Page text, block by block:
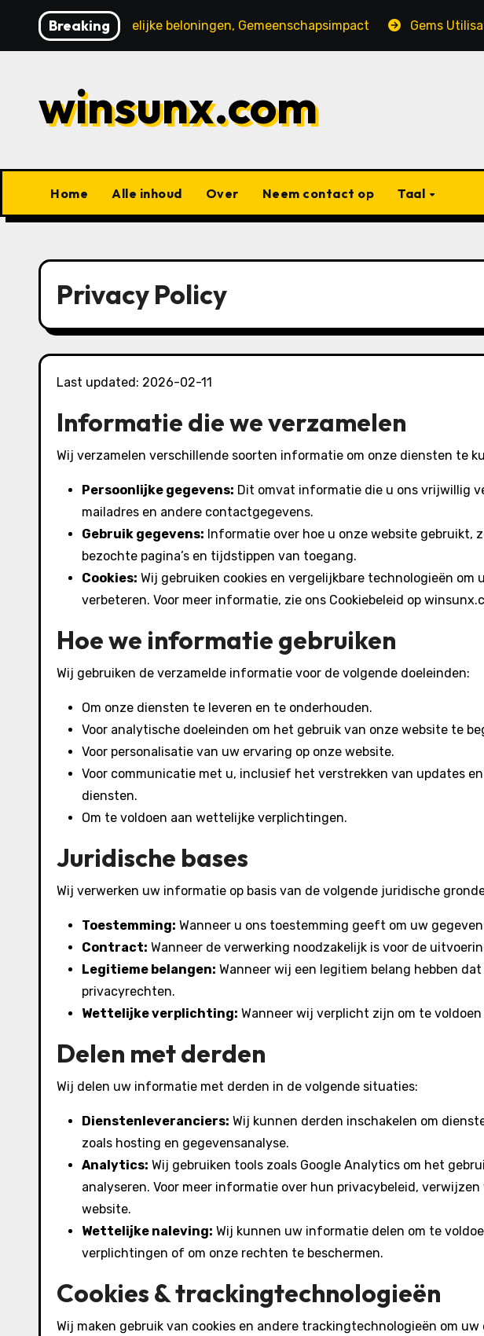
content
Breaking
Opmerkelijke beloningen, Gemeenschapsimpact Gems Utilisatie:
winsunx.com
Home Alle inhoud Over Neem contact op Taal
Privacy Policy
Last updated: 2026-02-11
Informatie die we verzamelen
Wij verzamelen verschillende soorten informatie om onze diensten te
Persoonlijke gegevens: Dit omvat informatie die u ons vrijwillig
mailadres en andere contactgegevens.
Gebruik gegevens: Informatie over hoe u onze website gebruikt,
bezochte pagina’s en tijdstippen van toegang.
Cookies: Wij gebruiken cookies en vergelijkbare technologieën om
verbeteren. Voor meer informatie, zie ons Cookiebeleid op
Hoe we informatie gebruiken
Wij gebruiken de verzamelde informatie voor de volgende doeleinden:
Om onze diensten te leveren en te onderhouden.
Voor analytische doeleinden om het gebruik van onze website te
Voor personalisatie van uw ervaring op onze website.
Voor communicatie met u, inclusief het verstrekken van updates
diensten.
Om te voldoen aan wettelijke verplichtingen.
Juridische bases
Wij verwerken uw informatie op basis van de volgende juridische
Toestemming: Wanneer u ons toestemming geeft om uw
Contract: Wanneer de verwerking noodzakelijk is voor de
Legitieme belangen: Wanneer wij een legitiem belang hebben
privacyrechten.
Wettelijke verplichting: Wanneer wij verplicht zijn om te
Delen met derden
Wij delen uw informatie met derden in de volgende situaties:
Dienstenleveranciers: Wij kunnen derden inschakelen om
zoals hosting en gegevensanalyse.
Analytics: Wij gebruiken tools zoals Google Analytics om het
analyseren. Voor meer informatie over hun privacybeleid,
website.
Wettelijke naleving: Wij kunnen uw informatie delen om te
verplichtingen of om onze rechten te beschermen.
Cookies & trackingtechnologieën
Wij maken gebruik van cookies en andere trackingtechnologieën om